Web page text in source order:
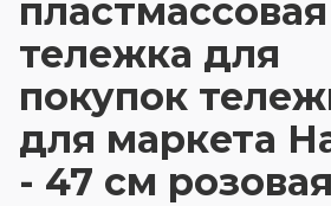
пластмассовая
тележка для
покупок
для маркета
- 47 см розовая